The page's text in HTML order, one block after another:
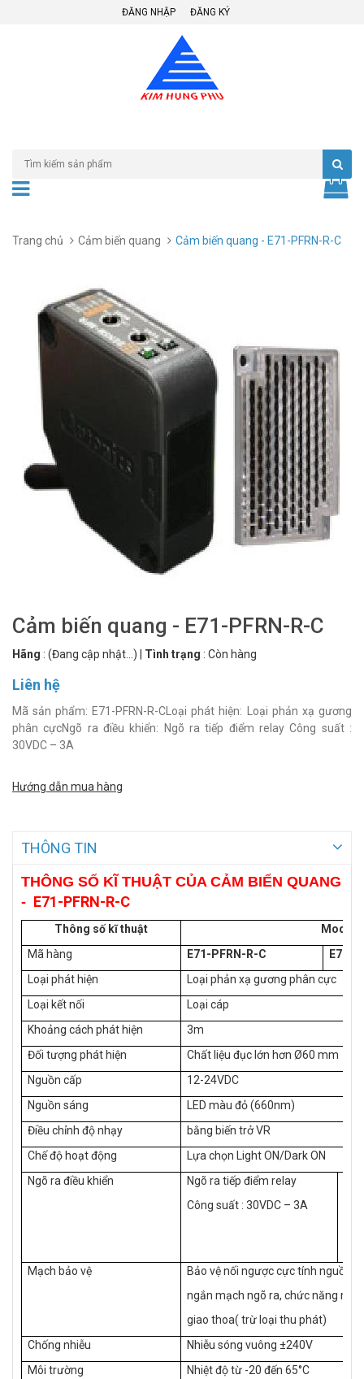
ĐĂNG NHẬP ĐĂNG KÝ
Trang chủ Cảm biến quang Cảm biến quang - E71-PFRN-R-C
Cảm biến quang - E71-PFRN-R-C
Hãng : (Đang cập nhật...) Tình trạng : Còn hàng
Liên hệ
Mã sản phẩm: E71-PFRN-R-CLoại phát hiện: Loại phản xạ gương
phân cựcNgõ ra điều khiển: Ngõ ra tiếp điểm relay Công suất :
30VDC – 3A
Hướng dẫn mua hàng
THÔNG TIN
THÔNG SỐ KĨ THUẬT CỦA CẢM BIẾN QUANG
- E71-PFRN-R-C
Thông số kĩ thuật
Model
Mã hàng
E71-PFRN-R-C
E71-
Loại phát hiện
Loại phản xạ gương phân cực
Loại kết nối
Loại cáp
Khoảng cách phát hiện
3m
Đối tượng phát hiện
Chất liệu đục lớn hơn Ø60 mm
Nguồn cấp
12-24VDC
Nguồn sáng
LED màu đỏ (660nm)
Điều chỉnh độ nhạy
bằng biến trở VR
Chế độ hoạt động
Lựa chọn Light ON/Dark ON
Ngõ ra điều khiển
Ngõ ra tiếp điểm relay
Công suất : 30VDC – 3A
Mạch bảo vệ
Bảo vệ nối ngược cực tính nguồn,
ngắn mạch ngõ ra, chức năng
giao thoa( trừ loại thu phát)
Chống nhiễu
Nhiễu sóng vuông ±240V
Môi trường
Nhiệt độ từ -20 đến 65°C